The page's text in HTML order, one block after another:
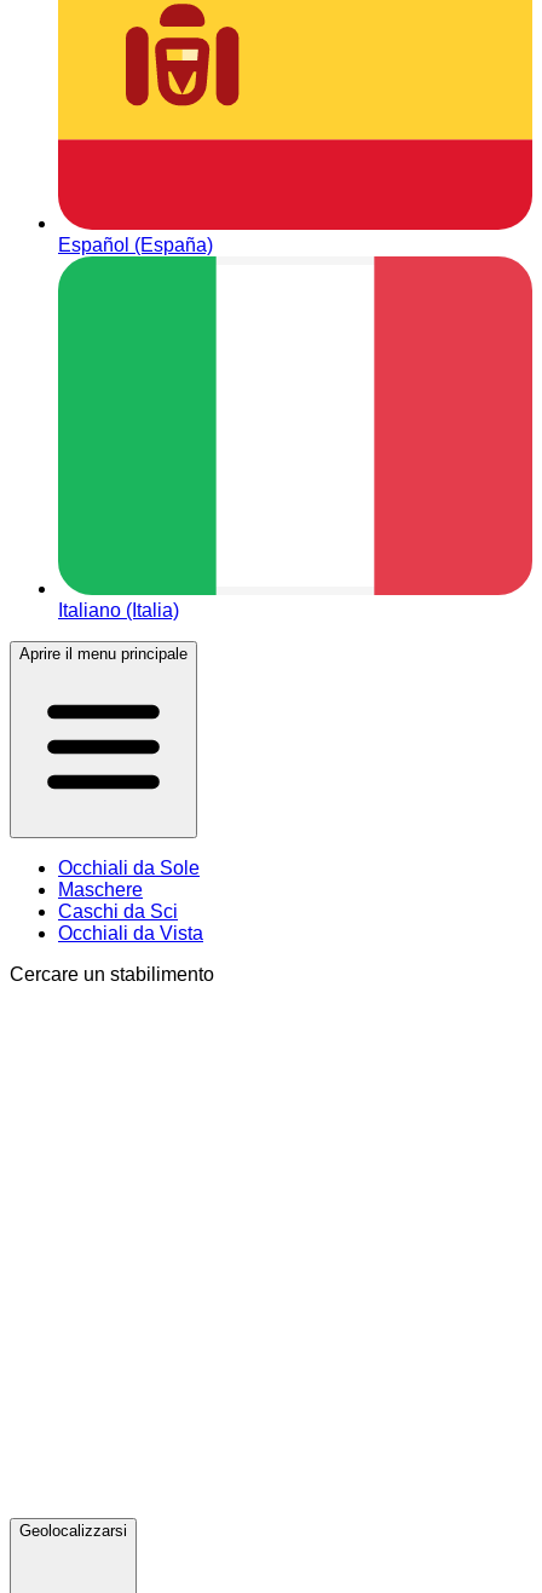
Español (España)
Italiano (Italia)
Aprire il menu principale
Occhiali da Sole
Maschere
Caschi da Sci
Occhiali da Vista
Cercare un stabilimento
Geolocalizzarsi